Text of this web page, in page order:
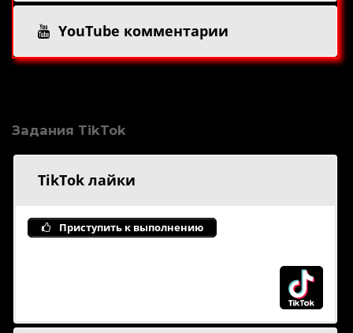
YouTube комментарии
Задания TikTok
TikTok лайки
Приступить к выполнению